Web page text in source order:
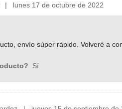
lunes 17 de octubre de 2022
envío súper rápido. Volveré a
Sí